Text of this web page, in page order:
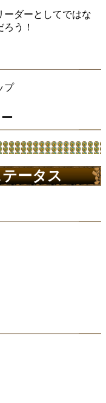
ーダーとしてではな
う！
プ
ータス